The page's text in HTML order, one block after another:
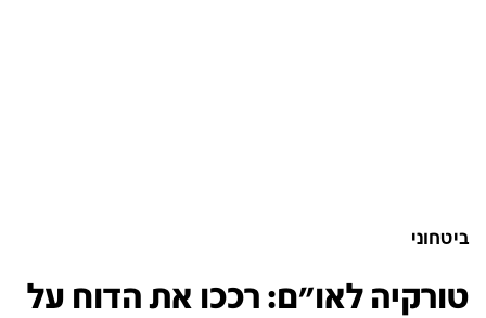
ביטחוני
טורקיה לאו"ם: רככו את הדוח על